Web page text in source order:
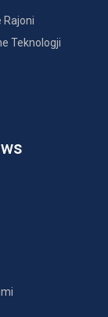
Rajoni
Teknologji